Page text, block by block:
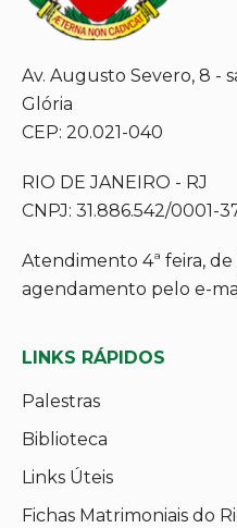
Av. Augusto Severo, 8 -
Glória
CEP: 20.021-040
RIO DE JANEIRO - RJ
CNPJ: 31.886.542/0001-
Atendimento 4ª feira, de
agendamento pelo e-
LINKS RÁPIDOS
Palestras
Biblioteca
Links Úteis
Fichas Matrimoniais do